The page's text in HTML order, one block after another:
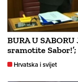
BURA U
sramotite
Hrvatska i svijet